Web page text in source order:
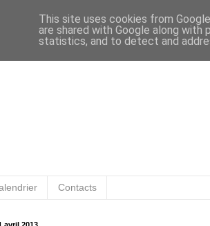
Contacts
This site uses cookies from
are shared with Google along
statistics, and to detect and